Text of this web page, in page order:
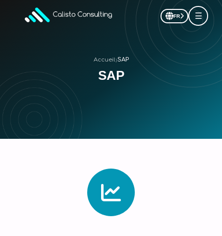
FR ☰
Accueil›SAP
SAP